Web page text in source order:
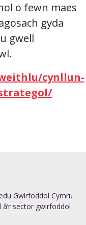
o fewn maes
gyda
gwell
cynllun-
Gwirfoddol Cymru
sector gwirfoddol